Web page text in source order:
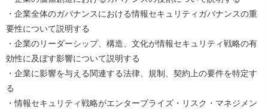
・企業全体のガバナンスにおける情報セキュリティガバナンスの重
要性について説明する
・企業のリーダーシップ、構造、文化が情報セキュリティ戦略の有
効性に及ぼす影響について説明する
・企業に影響を与える関連する法律、規制、契約上の要件を特定す
る
・情報セキュリティ戦略がエンタープライズ・リスク・マネジメン